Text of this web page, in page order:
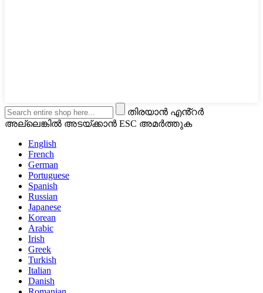
തിരയാൻ എൻ്റർ
അല്ലെങ്കിൽ അടയ്ക്കാൻ ESC അമർത്തുക
English
French
German
Portuguese
Spanish
Russian
Japanese
Korean
Arabic
Irish
Greek
Turkish
Italian
Danish